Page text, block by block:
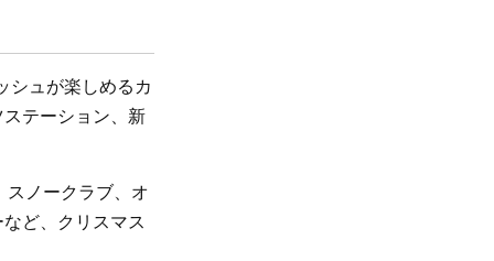
シュが楽しめるカ
テーション、新
ノークラブ、オ
ど、クリスマス